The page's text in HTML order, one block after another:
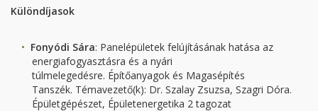
Különdíjasok
Fonyódi Sára: Panelépületek felújításának hatása az
energiafogyasztásra és a nyári
túlmelegedésre. Építőanyagok és Magasépítés
Tanszék. Témavezető(k): Dr. Szalay Zsuzsa, Szagri Dóra.
Épületgépészet, Épületenergetika 2 tagozat